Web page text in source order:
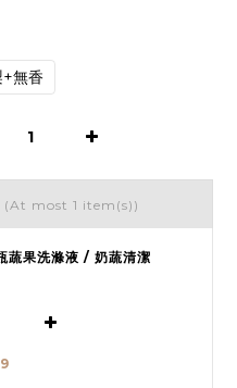
無香
(At most 1 item(s))
蔬果洗滌液 / 奶蔬清潔